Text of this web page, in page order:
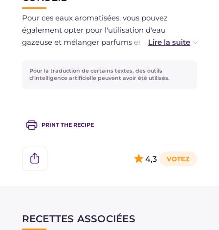
Pour ces eaux aromatisées, vous pouvez
également opter pour l'utilisation d'eau
gazeuse et mélanger parfums et saveurs à
d'être consommées le matin ou à tout moment
de la journée, sont également parfaites pour
Pour la traduction de certains textes, des outils
d'intelligence artificielle peuvent avoir été utilisés.
PRINT THE RECIPE
4,3
RECETTES ASSOCIÉES